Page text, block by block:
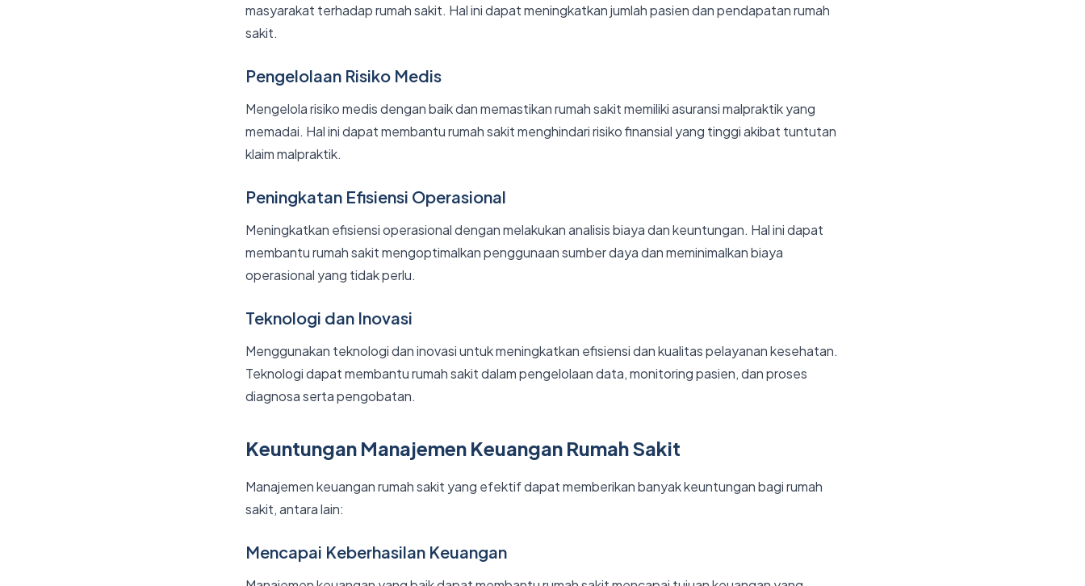
masyarakat terhadap rumah sakit. Hal ini dapat meningkatkan jumlah pasien dan pendapatan rumah
sakit.
Pengelolaan Risiko Medis
Mengelola risiko medis dengan baik dan memastikan rumah sakit memiliki asuransi malpraktik yang
memadai. Hal ini dapat membantu rumah sakit menghindari risiko finansial yang tinggi akibat tuntutan
klaim malpraktik.
Peningkatan Efisiensi Operasional
Meningkatkan efisiensi operasional dengan melakukan analisis biaya dan keuntungan. Hal ini dapat
membantu rumah sakit mengoptimalkan penggunaan sumber daya dan meminimalkan biaya
operasional yang tidak perlu.
Teknologi dan Inovasi
Menggunakan teknologi dan inovasi untuk meningkatkan efisiensi dan kualitas pelayanan kesehatan.
Teknologi dapat membantu rumah sakit dalam pengelolaan data, monitoring pasien, dan proses
diagnosa serta pengobatan.
Keuntungan Manajemen Keuangan Rumah Sakit
Manajemen keuangan rumah sakit yang efektif dapat memberikan banyak keuntungan bagi rumah
sakit, antara lain:
Mencapai Keberhasilan Keuangan